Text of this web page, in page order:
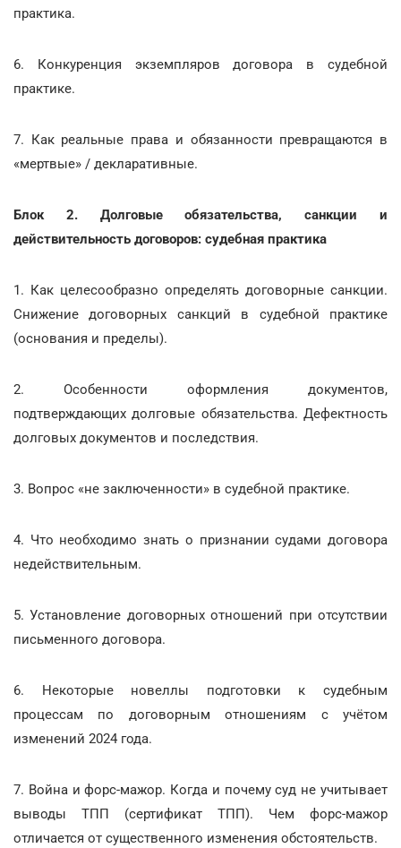
практика.
6. Конкуренция экземпляров договора в судебной
практике.
7. Как реальные права и обязанности превращаются в
«мертвые» / декларативные.
Блок 2. Долговые обязательства, санкции и
действительность договоров: судебная практика
1. Как целесообразно определять договорные санкции.
Снижение договорных санкций в судебной практике
(основания и пределы).
2. Особенности оформления документов,
подтверждающих долговые обязательства. Дефектность
долговых документов и последствия.
3. Вопрос «не заключенности» в судебной практике.
4. Что необходимо знать о признании судами договора
недействительным.
5. Установление договорных отношений при отсутствии
письменного договора.
6. Некоторые новеллы подготовки к судебным
процессам по договорным отношениям с учётом
изменений 2024 года.
7. Война и форс-мажор. Когда и почему суд не учитывает
выводы ТПП (сертификат ТПП). Чем форс-мажор
отличается от существенного изменения обстоятельств.